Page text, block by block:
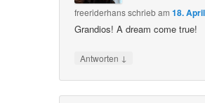
freeriderhansschriebam18.
Grandios! A dream come true!
Antworten ↓